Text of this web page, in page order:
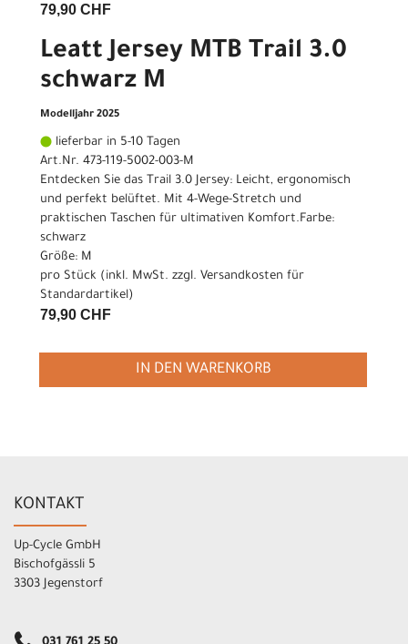
79,90 CHF
Leatt Jersey MTB Trail 3.0
schwarz M
Modelljahr 2025
lieferbar in 5-10 Tagen
Art.Nr. 473-119-5002-003-M
Entdecken Sie das Trail 3.0 Jersey: Leicht, ergonomisch
und perfekt belüftet. Mit 4-Wege-Stretch und
praktischen Taschen für ultimativen Komfort.Farbe:
schwarz
Größe: M
pro Stück (inkl. MwSt. zzgl. Versandkosten für
Standardartikel)
79,90 CHF
IN DEN WARENKORB
KONTAKT
Up-Cycle GmbH
Bischofgässli 5
3303 Jegenstorf